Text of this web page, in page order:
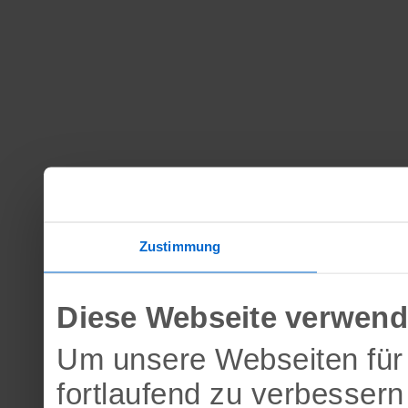
Zustimmung
Diese Webseite
Um unsere Webseiten
fortlaufend zu